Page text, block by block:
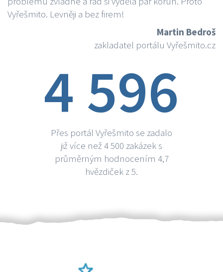
Vyřešmito. Levněji a bez firem!
Martin Bedroš
zakladatel portálu Vyřešmito.cz
4 596
Přes portál Vyřešmito se zadalo
již více než 4 500 zakázek s
průměrným hodnocením 4,7
hvězdiček z 5.